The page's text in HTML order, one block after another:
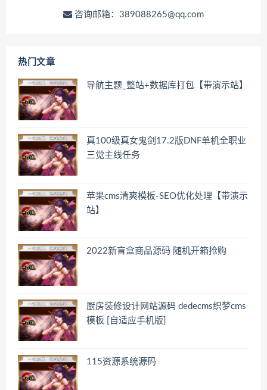
咨询邮箱：389088265@qq.com
热门文章
导航主题_整站+数据库打包【带演示站】
真100级真女鬼剑17.2版DNF单机全职业
三觉主线任务
苹果cms清爽模板-SEO优化处理【带演示
站】
2022新盲盒商品源码 随机开箱抢购
厨房装修设计网站源码 dedecms织梦cms
模板 [自适应手机版]
115资源系统源码